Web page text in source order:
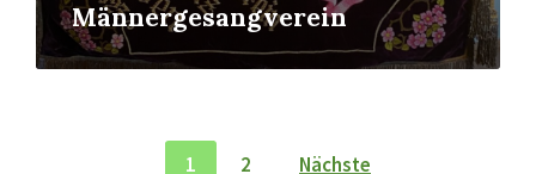
Männergesangverein
Seitennummerierung
1 2 Nächste